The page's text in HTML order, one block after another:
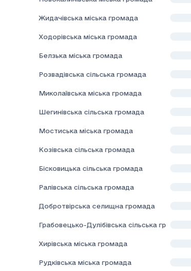
Жидачівська міська громада
Ходорівська міська громада
Белзька міська громада
Розвадівська сільська громада
Миколаївська міська громада
Шегинівська сільська громада
Мостиська міська громада
Козівська сільська громада
Бісковицька сільська громада
Ралівська сільська громада
Добротвірська селищна громада
Грабовецько-Дулібівська сільська громада
Хирівська міська громада
Рудківська міська громада